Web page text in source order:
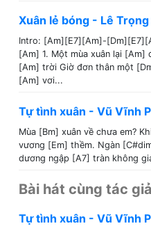
Xuân lẻ bóng - Lê Trọng
Intro: [Am][E7][Am]-
[Am] 1. Một mùa xuân lại [Am]
[Am] trời Giờ đơn thân một
[Am] vơi...
Tự tình xuân - Vũ Vĩnh
Mùa [Bm] xuân về chưa em?
vương [Em] thềm. Ngàn
dương ngập [A7] tràn không
Bài hát cùng tác giả
Tự tình xuân - Vũ Vĩnh